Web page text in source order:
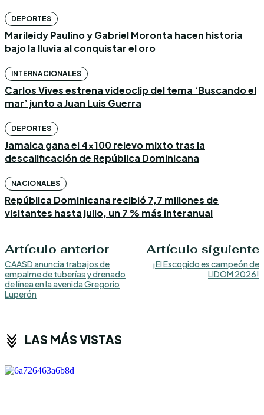
DEPORTES
Marileidy Paulino y Gabriel Moronta hacen historia
bajo la lluvia al conquistar el oro
INTERNACIONALES
Carlos Vives estrena videoclip del tema ‘Buscando el
mar’ junto a Juan Luis Guerra
DEPORTES
Jamaica gana el 4×100 relevo mixto tras la
descalificación de República Dominicana
NACIONALES
República Dominicana recibió 7,7 millones de
visitantes hasta julio, un 7 % más interanual
Artículo anterior
CAASD anuncia trabajos de
empalme de tuberías y drenado
de línea en la avenida Gregorio
Luperón
Artículo siguiente
¡El Escogido es campeón de
LIDOM 2026!
LAS MÁS VISTAS